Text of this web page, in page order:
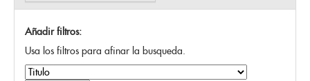
Añadir filtros:
Usa los filtros para afinar la busqueda.